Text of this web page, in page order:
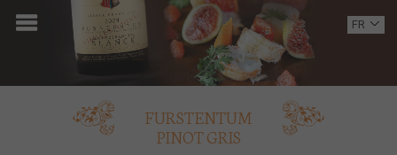
ACCUEIL
DOMAINE
VINS
FR
FURSTENTUM
PINOT GRIS